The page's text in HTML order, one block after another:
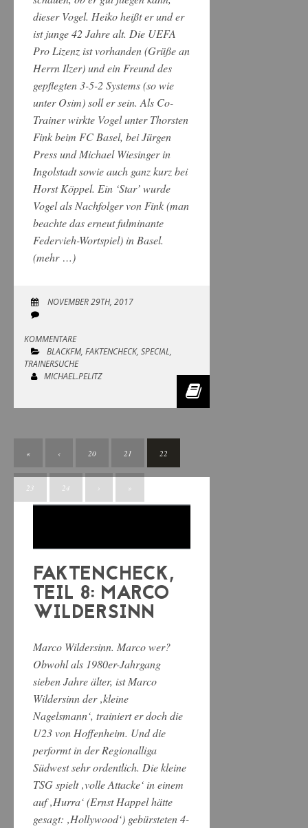
dieser Vogel. Heiko heißt er und er
ist junge 42 Jahre alt. Die UEFA
Pro Lizenz ist vorhanden (Grüße an
Herrn Ilzer) und ein Freund des
gepflegten 3-5-2 Systems (so wie
unter Osim) soll er sein. Als Co-
Trainer wirkte Vogel unter Thorsten
Fink beim FC Basel, bei Jürgen
Press und Michael Wiesinger in
Ingolstadt sowie auch ganz kurz bei
Horst Köppel. Ein ‘Star’ wurde
Vogel als Nachfolger von Fink (man
beachte das erneut fulminante
Federvieh-Wortspiel) in Basel.
(mehr …)
NOVEMBER 29TH, 2017
KOMMENTARE
BLACKFM, FAKTENCHECK, SPECIAL,
TRAINERSUCHE
MICHAEL.PELITZ
« ‹ 20 21 22
23 24 › »
FAKTENCHECK,
TEIL 8: MARCO
WILDERSINN
Marco Wildersinn. Marco wer?
Obwohl als 1980er-Jahrgang
sieben Jahre älter, ist Marco
Wildersinn der ‚kleine
Nagelsmann‘, trainiert er doch die
U23 von Hoffenheim. Und die
performt in der Regionalliga
Südwest sehr ordentlich. Die kleine
TSG spielt ‚volle Attacke‘ in einem
auf ‚Hurra‘ (Ernst Happel hätte
gesagt: ‚Hollywood‘) gebürsteten 4-